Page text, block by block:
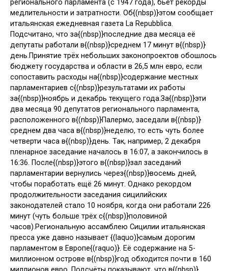
регионального парламента (с 1947 года), бьёт рекорды
медлительности и затратности. Об{(nbsp)}этом сообщает
итальянская ежедневная газета La Repubblica.
Подсчитано, что за{(nbsp)}последние два месяца её
депутаты работали в{(nbsp)}среднем 17 минут в{(nbsp)}
день.Принятие трёх небольших законопроектов обошлось
бюджету государства и области в 26,5 млн евро, если
сопоставить расходы на{(nbsp)}содержание местных
парламентариев с{(nbsp)}результатами их работы
за{(nbsp)}ноябрь и декабрь текущего года.За{(nbsp)}эти
два месяца 90 депутатов регионального парламента,
расположенного в{(nbsp)}Палермо, заседали в{(nbsp)}
среднем два часа в{(nbsp)}неделю, то есть чуть более
четверти часа в{(nbsp)}день. Так, например, 2 декабря
пленарное заседание началось в 16:07, а закончилось в
16:36. После{(nbsp)}этого в{(nbsp)}зал заседаний
парламентарии вернулись через{(nbsp)}восемь дней,
чтобы поработать ещё 26 минут. Однако рекордом
продолжительности заседания сицилийских
законодателей стало 10 ноября, когда они работали 226
минут (чуть больше трёх с{(nbsp)}половиной
часов).Региональную ассамблею Сицилии итальянская
пресса уже давно называет {(laquo)}самым дорогим
парламентом в Европе{(raquo)}. Её содержание на 5-
миллионном острове в{(nbsp)}год обходится почти в 160